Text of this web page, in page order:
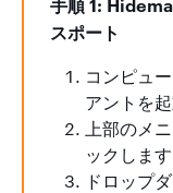
スポート
コンピュ
アントを起
上部のメ
ックします
ドロップ